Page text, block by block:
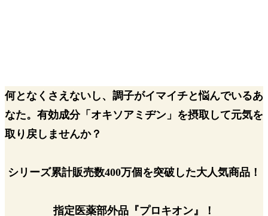
何となくさえないし、調子がイマイチと悩んでいるあ
なた。 有効成分「オキソアミヂン」を摂取して元気を
取り戻しませんか？
シリーズ累計販売数400万個 を突破した大人気商品！
指定医薬部外品『プロキオン』！